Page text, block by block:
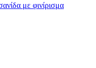
με φινίρισμα